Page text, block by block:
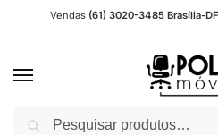
Vendas (61) 3020-3485 Brasília-
Início Produtos marcados com a tag